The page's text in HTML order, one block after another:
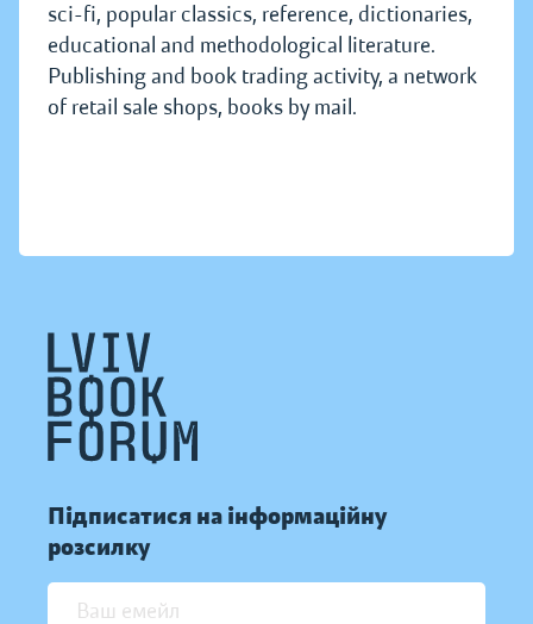
sci-fi, popular classics, reference, dictionaries,
educational and methodological literature.
Publishing and book trading activity, a network
of retail sale shops, books by mail.
Підписатися на інформаційну
розсилку